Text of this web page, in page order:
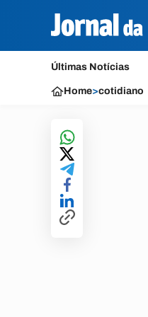
Últimas Notícias
Home>cotidiano